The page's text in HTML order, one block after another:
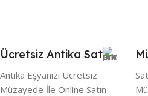
Ücretsiz Antika Sat
Antika Eşyanızı Ücretsiz
Müzayede İle Online Satın